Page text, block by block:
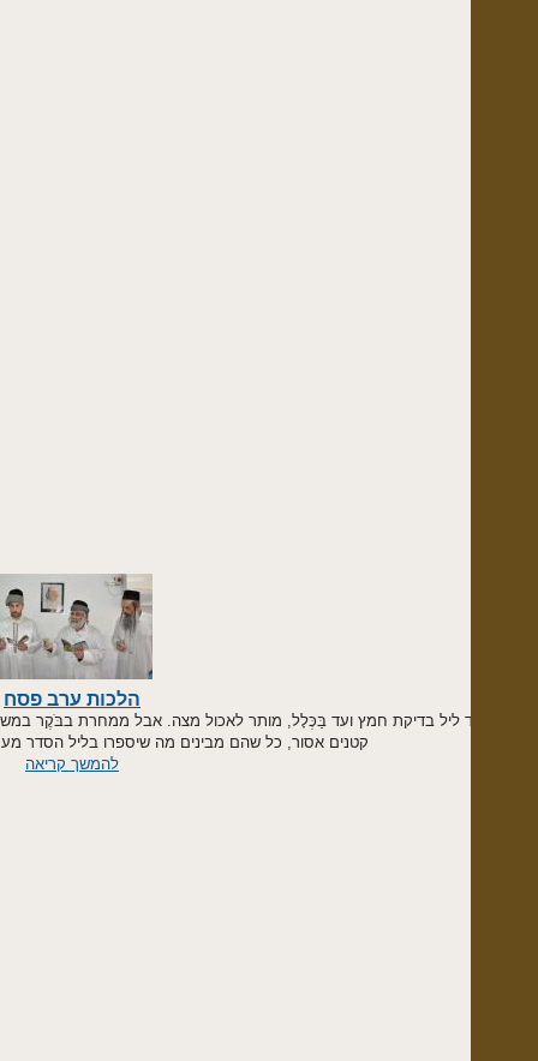
הלכות ערב פסח
ליל בדיקת חמץ ועד בַּכְּלָל, מותר לאכול מצה. אבל ממחרת בבֹּקֶר במשך כל יום
קטנים אסור, כל שהם מבינים מה שיספרו בליל הסדר מעניין
להמשך קריאה